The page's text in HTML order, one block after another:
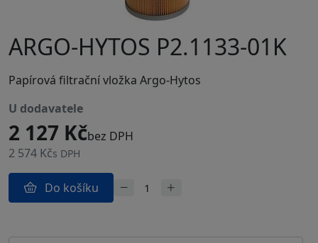
ARGO-HYTOS P2.1133-01K
Papírová filtrační vložka Argo-Hytos
u dodavatele
2 127 Kčbez DPH
2 574 Kčs DPH
Do košíku